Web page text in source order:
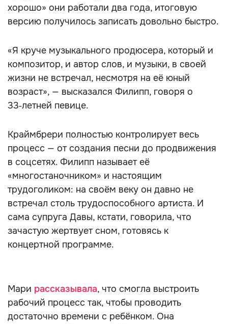
хорошо» они работали два года, итоговую
версию получилось записать довольно быстро.
«Я круче музыкального продюсера, который и
композитор, и автор слов, и музыки, в своей
жизни не встречал, несмотря на её юный
возраст», — высказался Филипп, говоря о
33‑летней певице.
Краймбрери полностью контролирует весь
процесс — от создания песни до продвижения
в соцсетях. Филипп называет её
«многостаночником» и настоящим
трудоголиком: на своём веку он давно не
встречал столь трудоспособного артиста. И
сама супруга Давы, кстати, говорила, что
зачастую жертвует сном, готовясь к
концертной программе.
Мари рассказывала, что смогла выстроить
рабочий процесс так, чтобы проводить
достаточно времени с ребёнком. Она